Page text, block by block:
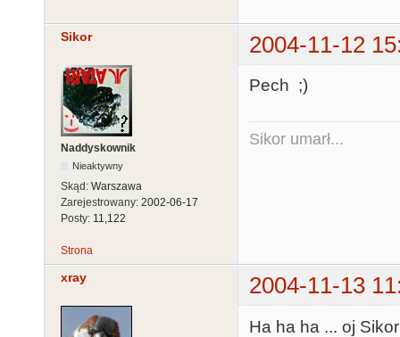
Sikor 2004-11-12
Naddyskownik
Nieaktywny
Skąd: Warszawa
Zarejestrowany: 2002-06-17
Posty: 11,122
Pech ;)
Sikor umarł...
Strona
xray 2004-11-13
Ha ha ha ... oj